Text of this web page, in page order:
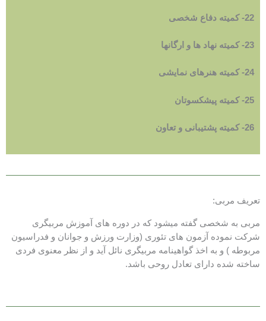
22- کمیته دفاع شخصی
23- کمیته نهاد ها و ارگانها
24- کمیته هنرهای نمایشی
25- کمیته پیشکسوتان
26- کمیته پشتیبانی و تعاون
تعریف مربی:
مربی به شخصی گفته میشود که در دوره های آموزش مربیگری
شرکت نموده آزمون های تئوری (وزارت ورزش و جوانان و فدراسیون
مربوطه ) و به اخذ گواهینامه مربیگری نائل آید و از نظر معنوی فردی
ساخته شده دارای تعادل روحی باشد.